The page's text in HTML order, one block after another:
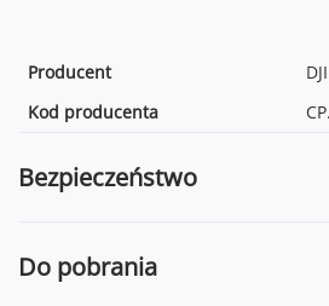
Producent
DJI
Kod producenta
Bezpieczeństwo
Do pobrania